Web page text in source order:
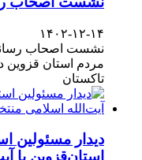
۱۴۰۲-۱۲-۱۴
نشست اصحاب رسانه
مردم استان قزوین
تاکستان
دیدار مسئولین
استان‌قزوین با